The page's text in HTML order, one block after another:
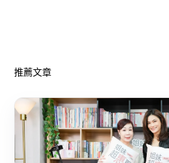
推薦文章